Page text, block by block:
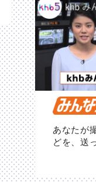
あなたが
どを、送